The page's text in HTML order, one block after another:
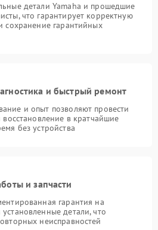
детали Yamaha и прошедшие
что гарантирует корректную
сохранение гарантийных
и быстрый ремонт
и опыт позволяют провести
восстановление в кратчайшие
без устройства
и запчасти
гарантия на
детали, что
неисправностей